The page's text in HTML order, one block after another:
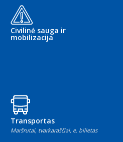
Civilinė sauga ir
mobilizacija
Transportas
Maršrutai, tvarkaraščiai, e. bilietas